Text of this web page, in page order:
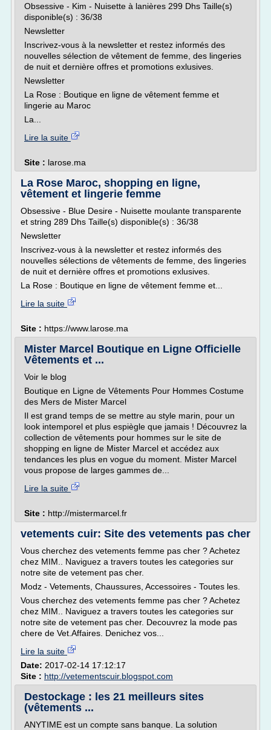
Obsessive - Kim - Nuisette à lanières 299 Dhs Taille(s)
disponible(s) : 36/38
Newsletter
Inscrivez-vous à la newsletter et restez informés des
nouvelles sélection de vêtement de femme, des lingeries
de nuit et dernière offres et promotions exlusives.
Newsletter
La Rose : Boutique en ligne de vêtement femme et
lingerie au Maroc
La...
Lire la suite
Site : larose.ma
La Rose Maroc, shopping en ligne,
vêtement et lingerie femme
Obsessive - Blue Desire - Nuisette moulante transparente
et string 289 Dhs Taille(s) disponible(s) : 36/38
Newsletter
Inscrivez-vous à la newsletter et restez informés des
nouvelles sélections de vêtements de femme, des lingeries
de nuit et dernière offres et promotions exlusives.
La Rose : Boutique en ligne de vêtement femme et...
Lire la suite
Site : https://www.larose.ma
Mister Marcel Boutique en Ligne Officielle
Vêtements et ...
Voir le blog
Boutique en Ligne de Vêtements Pour Hommes Costume
des Mers de Mister Marcel
Il est grand temps de se mettre au style marin, pour un
look intemporel et plus espiègle que jamais ! Découvrez la
collection de vêtements pour hommes sur le site de
shopping en ligne de Mister Marcel et accédez aux
tendances les plus en vogue du moment. Mister Marcel
vous propose de larges gammes de...
Lire la suite
Site : http://mistermarcel.fr
vetements cuir: Site des vetements pas cher
Vous cherchez des vetements femme pas cher ? Achetez
chez MIM.. Naviguez a travers toutes les categories sur
notre site de vetement pas cher.
Modz - Vetements, Chaussures, Accessoires - Toutes les.
Vous cherchez des vetements femme pas cher ? Achetez
chez MIM.. Naviguez a travers toutes les categories sur
notre site de vetement pas cher. Decouvrez la mode pas
chere de Vet.Affaires. Denichez vos...
Lire la suite
Date: 2017-02-14 17:12:17
Site : http://vetementscuir.blogspot.com
Destockage : les 21 meilleurs sites
(vêtements ...
ANYTIME est un compte sans banque. La solution